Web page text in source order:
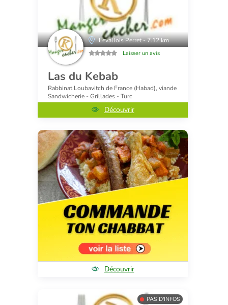
Levallois Perret - 7.12 km
Laisser un avis
Las du Kebab
Rabbinat Loubavitch de France (Habad), viande
Sandwicherie - Grillades - Turc
Découvrir
Découvrir
PAS D'INFOS